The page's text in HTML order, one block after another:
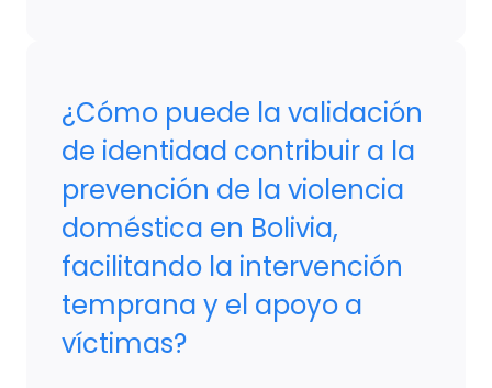
¿Cómo puede la validación
de identidad contribuir a la
prevención de la violencia
doméstica en Bolivia,
facilitando la intervención
temprana y el apoyo a
víctimas?